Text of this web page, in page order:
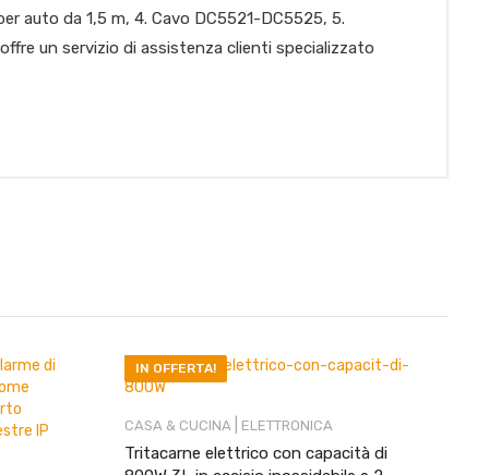
auto da 1,5 m, 4. Cavo DC5521-DC5525, 5.
un servizio di assistenza clienti specializzato
IN OFFERTA!
CASA & CUCINA| ELETTRONICA
Tritacarne elettrico con capacità di